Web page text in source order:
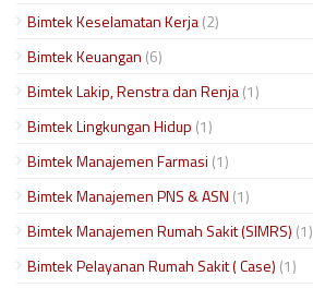
Bimtek Keselamatan Kerja(2)
Bimtek Keuangan (6)
Bimtek Lakip, Renstra dan Renja(1)
Bimtek Lingkungan Hidup (1)
Bimtek Manajemen Farmasi (1)
Bimtek Manajemen PNS & ASN (1)
Bimtek Manajemen Rumah Sakit (SIMRS) (1)
Bimtek Pelayanan Rumah Sakit ( Case) (1)